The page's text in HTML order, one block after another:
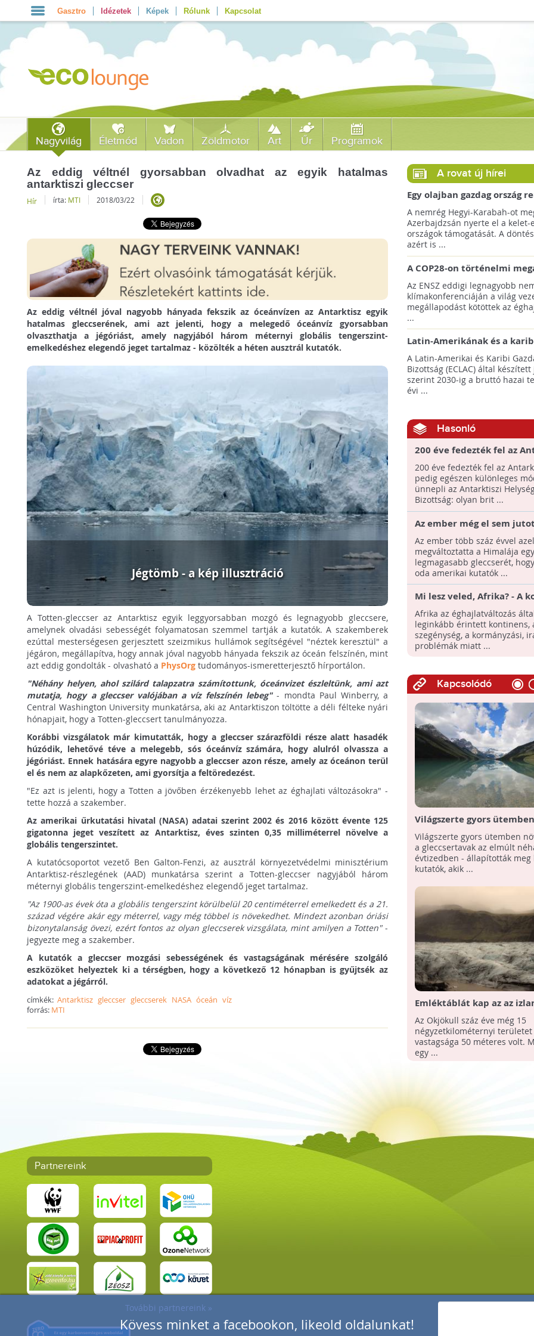
Kövess minket a facebookon, likeold oldalunkat!
Gasztro Idézetek Képek Rólunk Kapcsolat
Nagyvilág Életmód Vadon Zöldmotor Art Űr Programok
Az eddig véltnél gyorsabban olvadhat az egyik hatalmas
antarktiszi gleccser
Hír írta: MTI 2018/03/22
Az eddig véltnél jóval nagyobb hányada fekszik az óceánvízen az Antarktisz egyik
hatalmas gleccserének, ami azt jelenti, hogy a melegedő óceánvíz gyorsabban
olvaszthatja a jégóriást, amely nagyjából három méternyi globális tengerszint-
emelkedéshez elegendő jeget tartalmaz - közölték a héten ausztrál kutatók.
Jégtömb - a kép illusztráció
A Totten-gleccser az Antarktisz egyik leggyorsabban mozgó és legnagyobb gleccsere,
amelynek olvadási sebességét folyamatosan szemmel tartják a kutatók. A szakemberek
ezúttal mesterségesen gerjesztett szeizmikus hullámok segítségével "néztek keresztül" a
jégáron, megállapítva, hogy annak jóval nagyobb hányada fekszik az óceán felszínén, mint
azt eddig gondolták - olvasható a PhysOrg tudományos-ismeretterjesztő hírportálon.
"Néhány helyen, ahol szilárd talapzatra számítottunk, óceánvizet észleltünk, ami azt
mutatja, hogy a gleccser valójában a víz felszínén lebeg"- mondta Paul Winberry, a
Central Washington University munkatársa, aki az Antarktiszon töltötte a déli félteke nyári
hónapjait, hogy a Totten-gleccsert tanulmányozza.
Korábbi vizsgálatok már kimutatták, hogy a gleccser szárazföldi része alatt hasadék
húzódik, lehetővé téve a melegebb, sós óceánvíz számára, hogy alulról olvassza a
jégóriást. Ennek hatására egyre nagyobb a gleccser azon része, amely az óceánon terül
el és nem az alapkőzeten, ami gyorsítja a feltöredezést.
"Ez azt is jelenti, hogy a Totten a jövőben érzékenyebb lehet az éghajlati változásokra" -
tette hozzá a szakember.
Az amerikai űrkutatási hivatal (NASA) adatai szerint 2002 és 2016 között évente 125
gigatonna jeget veszített az Antarktisz, éves szinten 0,35 milliméterrel növelve a
globális tengerszintet.
A kutatócsoportot vezető Ben Galton-Fenzi, az ausztrál környezetvédelmi minisztérium
Antarktisz-részlegének (AAD) munkatársa szerint a Totten-gleccser nagyjából három
méternyi globális tengerszint-emelkedéshez elegendő jeget tartalmaz.
"Az 1900-as évek óta a globális tengerszint körülbelül 20 centiméterrel emelkedett és a 21.
század végére akár egy méterrel, vagy még többel is növekedhet. Mindezt azonban óriási
bizonytalanság övezi, ezért fontos az olyan gleccserek vizsgálata, mint amilyen a Totten"-
jegyezte meg a szakember.
A kutatók a gleccser mozgási sebességének és vastagságának mérésére szolgáló
eszközöket helyeztek ki a térségben, hogy a következő 12 hónapban is gyűjtsék az
adatokat a jégárról.
címkék:Antarktisz gleccser gleccserek NASA óceán víz
forrás: MTI
A rovat új hírei
Egy olajban gazdag ország
jövőre a COP29 klímacsúcsot
A nemrég Hegyi-Karabah-ot
Azerbajdzsán nyerte el a kelet-
országok támogatását. A
azért is ...
A COP28-on történelmi
született! - Összefoglaló az
klímacsúcsáról
Az ENSZ eddigi legnagyobb
klímakonferenciáján a világ
megállapodást kötöttek az
...
Latin-Amerikának és a
térségnek növelniük kell
az éghajlatvédelmi célok
A Latin-Amerikai és Karibi
Bizottság (ECLAC) által
szerint 2030-ig a bruttó hazai
évi ...
Hasonló
200 éve fedezték fel az
- Brit tudósokról nevezik el
Antarktisz hegyeit és
200 éve fedezték fel az
pedig egészen különleges
ünnepli az Antarktiszi
Bizottság: olyan brit ...
Az ember még el sem
Himalájába de már
gleccserekre
Az ember több száz évvel
megváltoztatta a Himalája
legmagasabb gleccserét,
oda amerikai kutatók ...
Mi lesz veled, Afrika? - A
érinti leginkább a
Afrika az éghajlatváltozás
leginkább érintett kontinens,
szegénység, a kormányzási,
problémák miatt ...
Kapcsolódó
Világszerte gyors ütemben
szaporodnak a
Világszerte gyors ütemben
a gleccsertavak az elmúlt
évtizedben - állapították
kutatók, akik ...
Emléktáblát kap az az
gleccser, amely a
miatt elsőként tűnt el
Az Okjökull száz éve még 15
négyzetkilométernyi
vastagsága 50 méteres volt.
egy ...
Partnereink
További partnereink »